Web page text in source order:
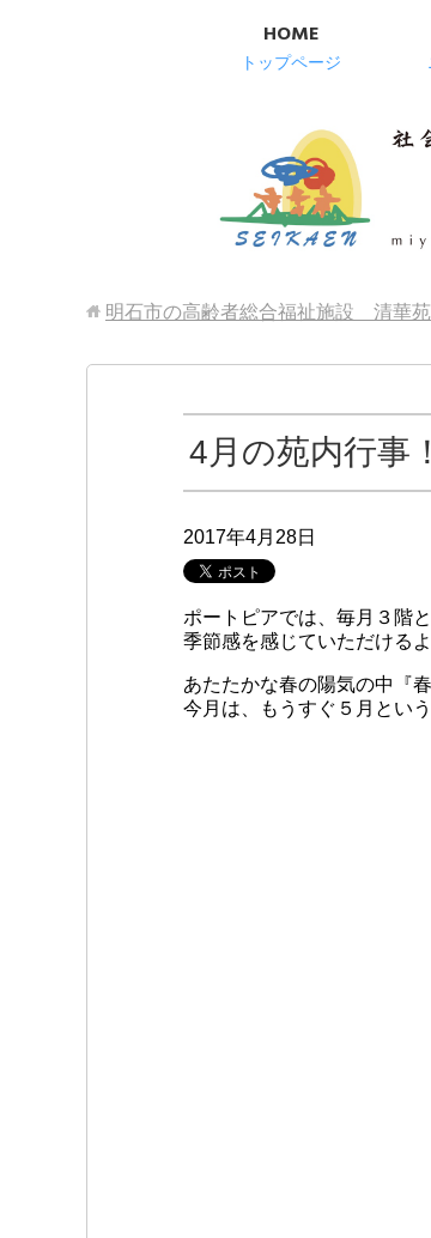
HOME
トップページ
明石市の高齢者総合福祉施設 清華苑
4月の苑内行事
2017年4月28日
ポートピアでは、毎月３階
季節感を感じていただける
あたたかな春の陽気の中『
今月は、もうすぐ５月とい